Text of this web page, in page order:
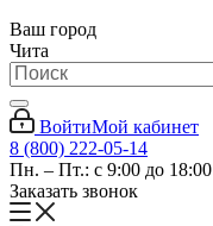
Ваш город
Чита
ВойтиМой кабинет
8 (800) 222-05-14
Пн. – Пт.: с 9:00 до 18:00
Заказать звонок